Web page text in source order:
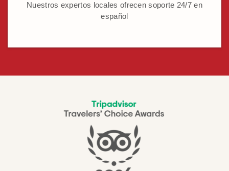
Nuestros expertos locales ofrecen soporte 24/7 en
español